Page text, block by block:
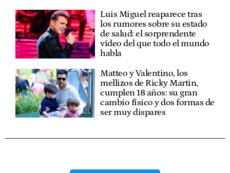
Luis Miguel reaparece tras
los rumores sobre su estado
de salud: el sorprendente
vídeo del que todo el mundo
habla
Matteo y Valentino, los
mellizos de Ricky Martin,
cumplen 18 años: su gran
cambio físico y dos formas de
ser muy dispares